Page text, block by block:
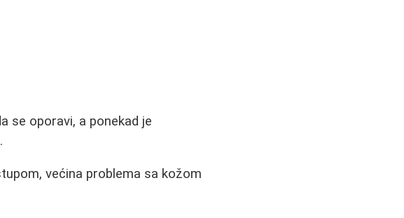
se oporavi, a ponekad je
većina problema sa kožom